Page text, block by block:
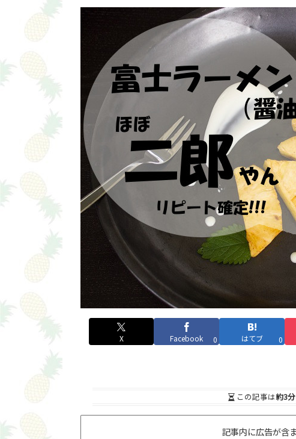
X Facebook 0 はてブ 0
この記事は約3分
記事内に広告が含